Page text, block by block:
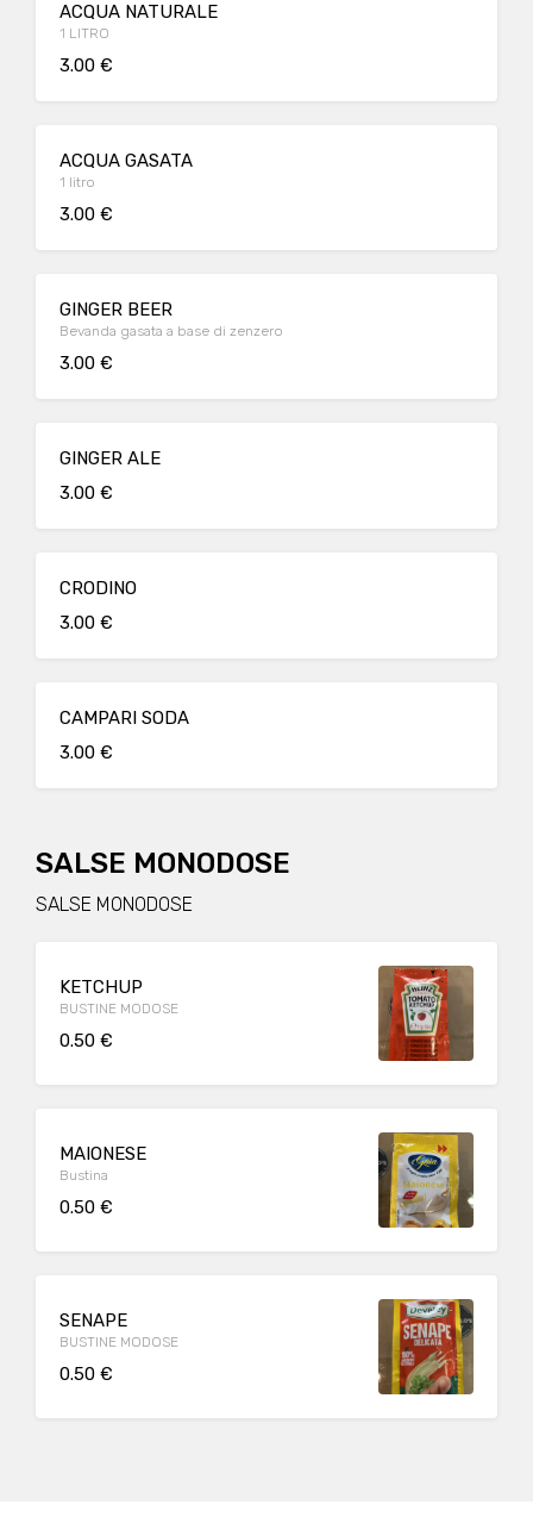
ACQUA NATURALE
1 LITRO
3.00 €
ACQUA GASATA
1 litro
3.00 €
GINGER BEER
Bevanda gasata a base di zenzero
3.00 €
GINGER ALE
3.00 €
CRODINO
3.00 €
CAMPARI SODA
3.00 €
SALSE MONODOSE
SALSE MONODOSE
KETCHUP
BUSTINE MODOSE
0.50 €
MAIONESE
Bustina
0.50 €
SENAPE
BUSTINE MODOSE
0.50 €